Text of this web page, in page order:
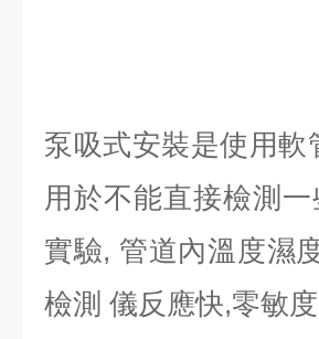
泵吸式安裝是使用
用於不能直接檢測
實驗, 管道內溫度濕
檢測 儀反應快,零敏